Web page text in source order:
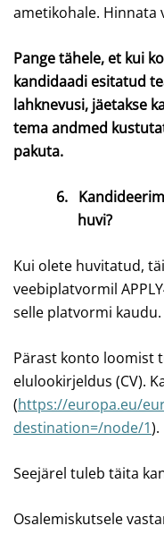
ametikohale. Hinnata
Pange tähele, et kui
kandidaadi esitatud
lahknevusi, jäetakse
tema andmed
pakuta.
6.
huvi?
Kui olete huvitatud,
veebiplatvormil
selle platvormi kaudu.
Pärast konto loomist
elulookirjeldus (CV).
(https://europa.eu/
destination=/node/1).
Seejärel tuleb täita
Osalemiskutsele